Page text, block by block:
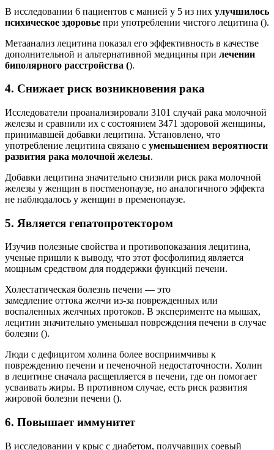
В исследовании 6 пациентов с манией у 5 из них улучшилось
психическое здоровье при употреблении чистого лецитина ().
Метаанализ лецитина показал его эффективность в качестве
дополнительной и альтернативной медицины при лечении
биполярного расстройства ().
4. Снижает риск возникновения рака
Исследователи проанализировали 3101 случай рака молочной
железы и сравнили их с состоянием 3471 здоровой женщины,
принимавшей добавки лецитина. Установлено, что
употребление лецитина связано с уменьшением вероятности
развития рака молочной железы.
Добавки лецитина значительно снизили риск рака молочной
железы у женщин в постменопаузе, но аналогичного эффекта
не наблюдалось у женщин в пременопаузе.
5. Является гепатопротектором
Изучив полезные свойства и противопоказания лецитина,
ученые пришли к выводу, что этот фосфолипид является
мощным средством для поддержки функций печени.
Холестатическая болезнь печени — это
замедление оттока желчи из-за поврежденных или
воспаленных желчных протоков. В эксперименте на мышах,
лецитин значительно уменьшал повреждения печени в случае
болезни ().
Люди с дефицитом холина более восприимчивы к
повреждению печени и печеночной недостаточности. Холин
в лецитине сначала расщепляется в печени, где он помогает
усваивать жиры. В противном случае, есть риск развития
жировой болезни печени ().
6. Повышает иммунитет
В исследовании у крыс с диабетом, получавших соевый